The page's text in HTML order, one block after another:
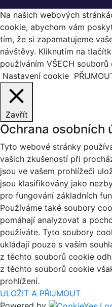
Na našich webových
cookie, abychom vám
tím, že si zapamatujeme
návštěvy. Kliknutím na
používáním VŠECH souborů
Nastavení cookie
Zavřít
Ochrana osobních
Tyto webové stránky
vašich zkušeností při
jsou ve vašem prohlížeči
jsou klasifikovány jako
pro fungování základních
Používáme také soubory
pomáhají analyzovat a
používáte. Tyto soubory
ukládají pouze s vaším
z těchto souborů cookie
z těchto souborů cookie
prohlížení.
ULOŽIT A PŘIJMOUT